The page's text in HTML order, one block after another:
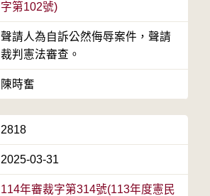
字第102號)
聲請人為自訴公然侮辱案件，聲請
裁判憲法審查。
陳時奮
2818
2025-03-31
114年審裁字第314號(113年度憲民